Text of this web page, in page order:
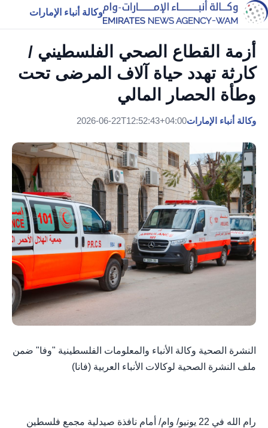
وكالة أنباء الإمارات
أزمة القطاع الصحي الفلسطيني /
كارثة تهدد حياة آلاف المرضى تحت
وطأة الحصار المالي
وكالة أنباء الإمارات2026-06-22T12:52:43+04:00
النشرة الصحية وكالة الأنباء والمعلومات الفلسطينية "وفا" ضمن
ملف النشرة الصحية لوكالات الأنباء العربية (فانا)
رام الله في 22 يونيو/ وام/ أمام نافذة صيدلية مجمع فلسطين